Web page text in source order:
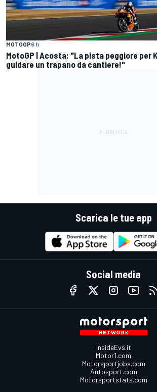
MOTOGP6 h
MotoGP | Acosta: "La pista peggiore per
guidare un trapano da cantiere!"
Scarica le tue app
Social media
InsideEvs.it
Motor1.com
Motorsportjobs.com
Autosport.com
Motorsportstats.com